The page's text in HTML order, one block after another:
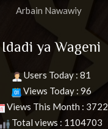
Arbain Nawawiy
Idadi ya Wageni
Users Today : 81
Views Today : 96
Views This Month : 3722
Total views : 1104703